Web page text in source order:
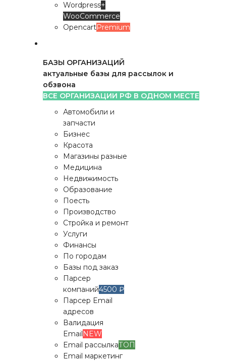
Wordpress+
WooCommerce
OpencartPremium
БАЗЫ ОРГАНИЗАЦИЙ
актуальные базы для рассылок и
обзвона
ВСЕ ОРГАНИЗАЦИИ РФ В ОДНОМ МЕСТЕ
Автомобили и
запчасти
Бизнес
Красота
Магазины разные
Медицина
Недвижимость
Образование
Поесть
Производство
Стройка и ремонт
Услуги
Финансы
По городам
Базы под заказ
Парсер
компаний4500 ₽
Парсер Email
адресов
Валидация
EmailNEW
Email рассылкаТОП
Email маркетинг